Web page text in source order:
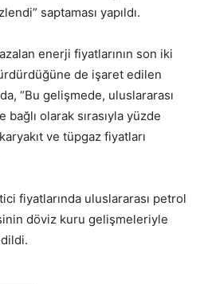
saptaması yapıldı.
enerji fiyatlarının son iki
de işaret edilen
“Bu gelişmede, uluslararası
olarak sırasıyla yüzde
ve tüpgaz fiyatları
fiyatlarında uluslararası petrol
döviz kuru gelişmeleriyle